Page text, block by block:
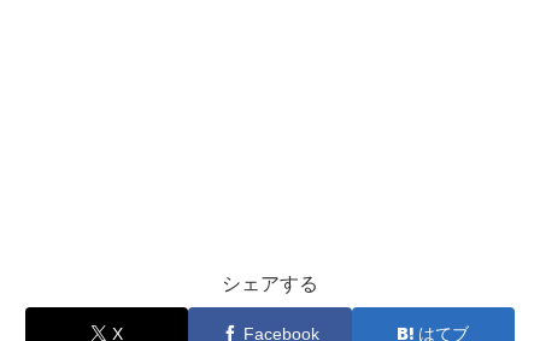
シェアする
X Facebook はてブ